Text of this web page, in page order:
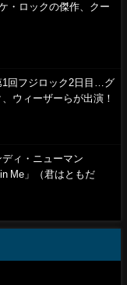
・ロックの傑作、クー
1回フジロック2日目…グ
ウィーザーらが出演！
ィ・ニューマン
in Me」（君はともだ